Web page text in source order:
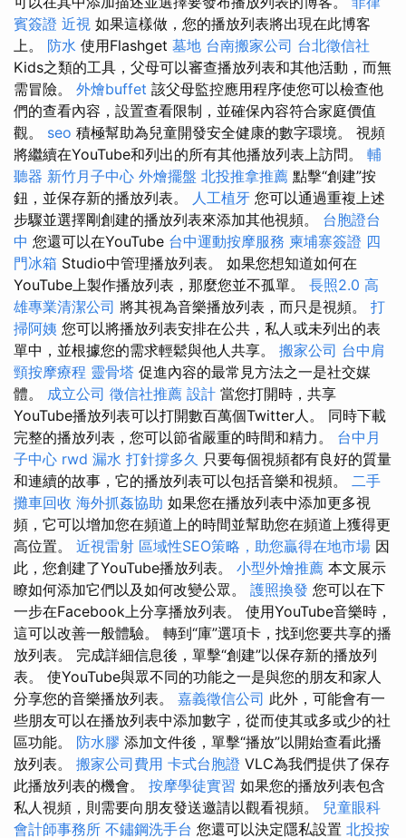
賓簽證 近視 如果這樣做，您的播放列表將出現在此博客
上。 防水 使用Flashget 墓地 台南搬家公司 台北徵信社
Kids之類的工具，父母可以審查播放列表和其他活動，而無
需冒險。 外燴buffet 該父母監控應用程序使您可以檢查他
們的查看內容，設置查看限制，並確保內容符合家庭價值
觀。 seo 積極幫助為兒童開發安全健康的數字環境。 視頻
將繼續在YouTube和列出的所有其他播放列表上訪問。 輔
聽器 新竹月子中心 外燴擺盤 北投推拿推薦 點擊“創建”按
鈕，並保存新的播放列表。 人工植牙 您可以通過重複上述
步驟並選擇剛創建的播放列表來添加其他視頻。 台胞證台
中 您還可以在YouTube 台中運動按摩服務 柬埔寨簽證 四
門冰箱 Studio中管理播放列表。 如果您想知道如何在
YouTube上製作播放列表，那麼您並不孤單。 長照2.0 高
雄專業清潔公司 將其視為音樂播放列表，而只是視頻。 打
掃阿姨 您可以將播放列表安排在公共，私人或未列出的表
單中，並根據您的需求輕鬆與他人共享。 搬家公司 台中肩
頸按摩療程 靈骨塔 促進內容的最常見方法之一是社交媒
體。 成立公司 徵信社推薦 設計 當您打開時，共享
YouTube播放列表可以打開數百萬個Twitter人。 同時下載
完整的播放列表，您可以節省嚴重的時間和精力。 台中月
子中心 rwd 漏水 打針撐多久 只要每個視頻都有良好的質量
和連續的故事，它的播放列表可以包括音樂和視頻。 二手
攤車回收 海外抓姦協助 如果您在播放列表中添加更多視
頻，它可以增加您在頻道上的時間並幫助您在頻道上獲得更
高位置。 近視雷射 區域性SEO策略，助您贏得在地市場 因
此，您創建了YouTube播放列表。 小型外燴推薦 本文展示
瞭如何添加它們以及如何改變公眾。 護照換發 您可以在下
一步在Facebook上分享播放列表。 使用YouTube音樂時，
這可以改善一般體驗。 轉到“庫”選項卡，找到您要共享的播
放列表。 完成詳細信息後，單擊“創建”以保存新的播放列
表。 使YouTube與眾不同的功能之一是與您的朋友和家人
分享您的音樂播放列表。 嘉義徵信公司 此外，可能會有一
些朋友可以在播放列表中添加數字，從而使其或多或少的社
區功能。 防水膠 添加文件後，單擊“播放”以開始查看此播
放列表。 搬家公司費用 卡式台胞證 VLC為我們提供了保存
此播放列表的機會。 按摩學徒實習 如果您的播放列表包含
私人視頻，則需要向朋友發送邀請以觀看視頻。 兒童眼科
會計師事務所 不鏽鋼洗手台 您還可以決定隱私設置 北投按